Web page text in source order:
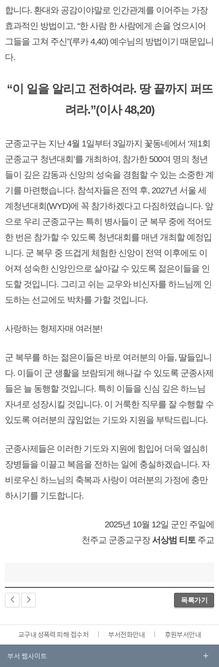
합니다. 환대와 공감이야말로 인간관계를 이어주는 가장
효과적인 방법이고, “한 사람 한 사람에게 손을 얹으시어
그들을 고쳐 주신”(루카 4,40) 예수님의 방법이기 때문입니
다.
“이 일을 알리고 전하여라. 땅 끝까지 퍼뜨
려라.”(이사 48,20)
군종교구는 지난 4월 1일부터 3일까지 꽃동네에서 ‘제1회
군종교구 청년대회’를 개최하여, 참가한 500여 명의 청년
들이 깊은 감동과 신앙의 성숙을 경험할 수 있는 소중한 계
기를 마련했습니다. 참석자들은 전역 후, 2027년 서울 세
계청년대회(WYD)에 꼭 참가하겠다고 다짐하였습니다. 앞
으로 우리 군종교구는 특히 병사들이 군 복무 중에 적어도
한 번은 참가할 수 있도록 청년대회를 매년 개최할 예정입
니다. 군 복무 중 뜨겁게 체험한 신앙이 전역 이후에도 이
어져 성숙한 신앙인으로 살아갈 수 있도록 젊은이들을 인
도할 것입니다. 그리고 쉬는 교우와 비신자를 하느님께 인
도하는 선교에도 박차를 가할 것입니다.
사랑하는 형제자매 여러분!
군 복무를 하는 젊은이들은 바로 여러분의 아들, 딸들입니
다. 이들이 군 생활을 보람되게 해나갈 수 있도록 군종사제
들은 늘 동행할 것입니다. 특히 이들을 신심 깊은 하느님
자녀로 성장시킬 것입니다. 이 거룩한 직무를 잘 수행할 수
있도록 여러분의 끊임없는 기도와 지원을 부탁드립니다.
군종사제들은 이러한 기도와 지원에 힘입어 더욱 열심히
장병들을 이끌고 복음을 전하는 일에 충실하겠습니다. 자
비로우신 하느님의 축복과 사랑이 여러분의 가정에 충만
하시기를 기도합니다.
2025년 10월 12일 군인 주일에
천주교 군종교구장서상범 티토주교
목록가기
교구내 성폭력 피해 접수처 부서전화안내 후원부서안내